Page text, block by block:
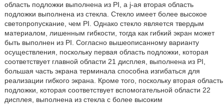
область подложки выполнена из PI, а j-ая вторая область
подложки выполнена из стекла. Стекло имеет более высокое
светопропускание, чем PI. Однако стекло является твердым
материалом, лишенным гибкости, тогда как гибкий экран может
быть выполнен из PI. Согласно вышеописанному варианту
осуществления, поскольку первая область подложки, которая
соответствует главной области 21 дисплея, выполнена из PI,
большая часть экрана терминала способна изгибаться для
реализации гибкого экрана. Кроме того, поскольку вторая область
подложки, которая соответствует вспомогательной области 22
дисплея, выполнена из стекла с более высоким